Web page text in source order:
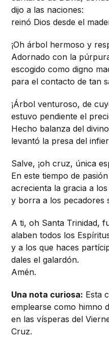
dijo a las naciones:
reinó Dios desde el
¡Oh árbol hermoso y
Adornado con la
escogido como digno
para el contacto de tan
¡Árbol venturoso, de
estuvo pendiente el
Hecho balanza del
levantó la presa del
Salve, ¡oh cruz, única
En este tiempo de pasión
acrecienta la gracia a
y borra a los pecadores
A ti, oh Santa Trinidad,
alaben todos los
y a los que haces
dales el galardón.
Amén.
Una nota curiosa: Esta
emplearse como himno
en las vísperas del
Cruz.